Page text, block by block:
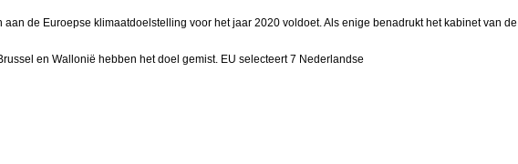
aan de Euroepse klimaatdoelstelling voor het jaar 2020 voldoet. Als enige benadrukt het kabinet van de
en Wallonië hebben het doel gemist. EU selecteert 7 Nederlandse